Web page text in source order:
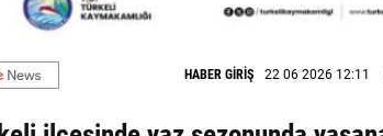
HABER GİRİŞ 22 06 2026 12:11